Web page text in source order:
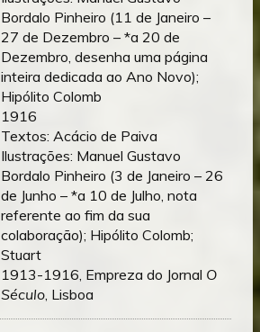
Bordalo Pinheiro (11 de Janeiro –
27 de Dezembro – *a 20 de
Dezembro, desenha uma página
inteira dedicada ao Ano Novo);
Hipólito Colomb
1916
Textos: Acácio de Paiva
Ilustrações: Manuel Gustavo
Bordalo Pinheiro (3 de Janeiro – 26
de Junho – *a 10 de Julho, nota
referente ao fim da sua
colaboração); Hipólito Colomb;
Stuart
1913-1916, Empreza do Jornal O
Século , Lisboa